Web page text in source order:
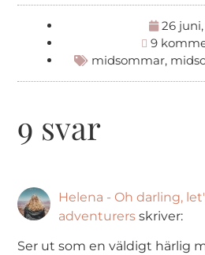
26
9
midsommar,
9 svar
Helena - Oh darling,
adventurers skriver:
Ser ut som en väldigt härlig